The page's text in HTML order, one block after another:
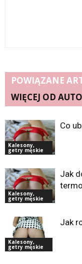
POWIĄZANE
WIĘCEJ OD
Kalesony,
getry męskie
Co
Kalesony,
getry męskie
Jak
Kalesony,
getry męskie
Jak